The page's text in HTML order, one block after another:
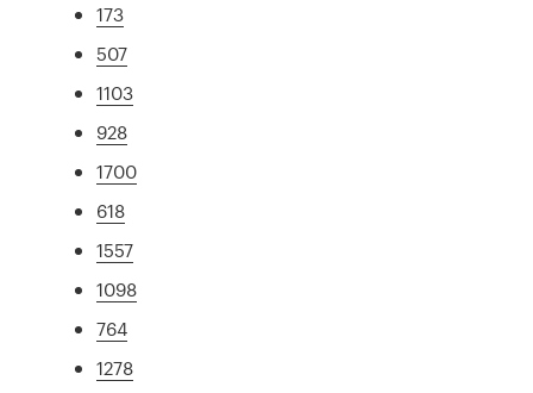
173
507
1103
928
1700
618
1557
1098
764
1278